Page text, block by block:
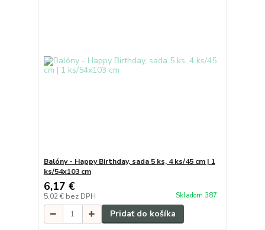
Balóny - Happy Birthday, sada 5 ks, 4 ks/45 cm | 1
ks/54x103 cm
6,17 €
5,02 € bez DPH Skladom 387
Pridať do košíka